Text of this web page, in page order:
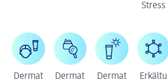
Stress
Dermat
Dermat
Dermat
Erkältu